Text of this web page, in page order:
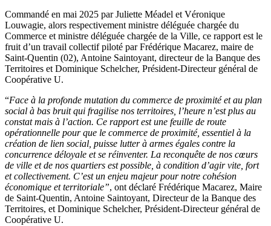
Commandé en mai 2025 par Juliette Méadel et Véronique
Louwagie, alors respectivement ministre déléguée chargée du
Commerce et ministre déléguée chargée de la Ville, ce rapport est le
fruit d’un travail collectif piloté par Frédérique Macarez, maire de
Saint-Quentin (02), Antoine Saintoyant, directeur de la Banque des
Territoires et Dominique Schelcher, Président-Directeur général de
Coopérative U.
“Face à la profonde mutation du commerce de proximité et au plan
social à bas bruit qui fragilise nos territoires, l’heure n’est plus au
constat mais à l’action. Ce rapport est une feuille de route
opérationnelle pour que le commerce de proximité, essentiel à la
création de lien social, puisse lutter à armes égales contre la
concurrence déloyale et se réinventer. La reconquête de nos cœurs
de ville et de nos quartiers est possible, à condition d’agir vite, fort
et collectivement. C’est un enjeu majeur pour notre cohésion
économique et territoriale”, ont déclaré Frédérique Macarez, Maire
de Saint-Quentin, Antoine Saintoyant, Directeur de la Banque des
Territoires, et Dominique Schelcher, Président-Directeur général de
Coopérative U.